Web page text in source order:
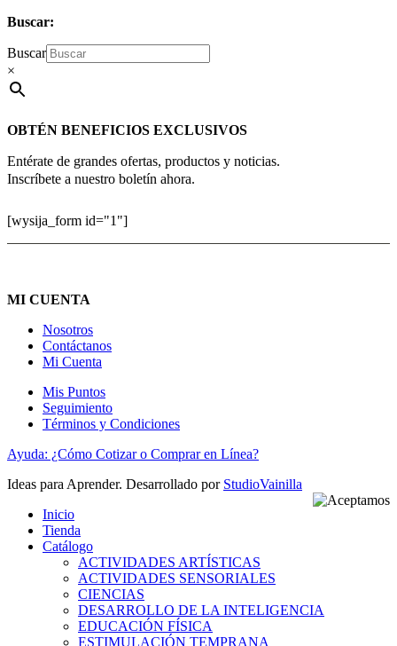
Buscar:
Buscar
×
OBTÉN BENEFICIOS EXCLUSIVOS
Entérate de grandes ofertas, productos y noticias.
Inscríbete a nuestro boletín ahora.
[wysija_form id="1"]
MI CUENTA
Nosotros
Contáctanos
Mi Cuenta
Mis Puntos
Seguimiento
Términos y Condiciones
Ayuda: ¿Cómo Cotizar o Comprar en Línea?
Ideas para Aprender. Desarrollado por StudioVainilla
Inicio
Tienda
Catálogo
ACTIVIDADES ARTÍSTICAS
ACTIVIDADES SENSORIALES
CIENCIAS
DESARROLLO DE LA INTELIGENCIA
EDUCACIÓN FÍSICA
ESTIMULACIÓN TEMPRANA